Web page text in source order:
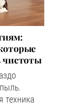
чистоты
техника